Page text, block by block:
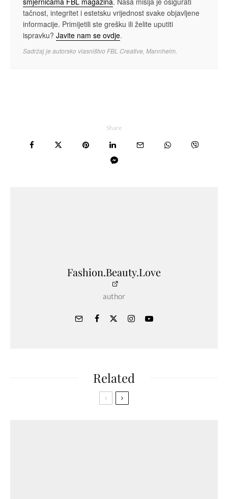
tačnost, integritet i estetsku vrijednost svake objavljene
informacije. Primijetili ste grešku ili želite uputiti
ispravku? Javite nam se ovdje.
Sadržaj je autorsko vlasništvo FBL Creative, Mannheim.
Share
Fashion.Beauty.Love
author
Related